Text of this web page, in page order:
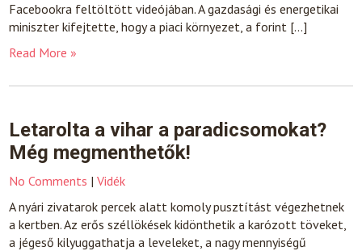
Facebookra feltöltött videójában. A gazdasági és energetikai
miniszter kifejtette, hogy a piaci környezet, a forint […]
Read More »
Letarolta a vihar a paradicsomokat?
Még megmenthetők!
No Comments |Vidék
A nyári zivatarok percek alatt komoly pusztítást végezhetnek
a kertben. Az erős széllökések kidönthetik a karózott töveket,
a jégeső kilyuggathatja a leveleket, a nagy mennyiségű